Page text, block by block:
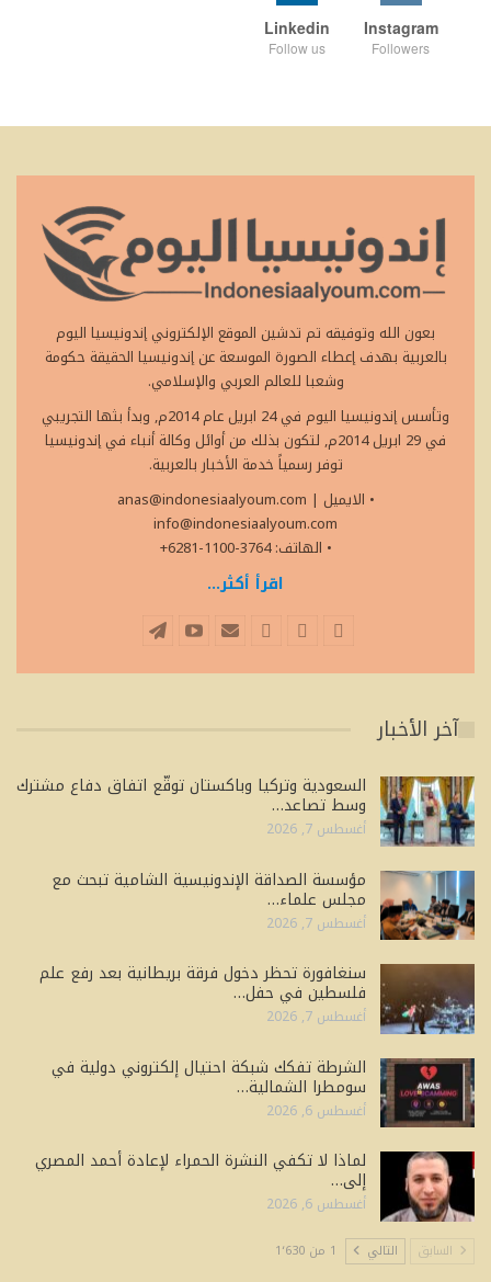
Instagram
Followers
Linkedin
Follow us
بعون الله وتوفيقه تم تدشين الموقع الإلكتروني إندونيسيا اليوم
بالعربية بهدف إعطاء الصورة الموسعة عن إندونيسيا الحقيقة حكومة
وشعبا للعالم العربي والإسلامي.
وتأسس إندونيسيا اليوم في 24 ابريل عام 2014م, وبدأ بثها التجريبي
في 29 ابريل 2014م, لتكون بذلك من أوائل وكالة أنباء في إندونيسيا
توفر رسمياً خدمة الأخبار بالعربية.
• الايميل
anas@indonesiaalyoum.com |
info@indonesiaalyoum.com
• الهاتف: 3764-1100-6281+
اقرأ أكثر...
آخر الأخبار
السعودية وتركيا وباكستان توقّع اتفاق دفاع مشترك
وسط تصاعد…
أغسطس 7, 2026
مؤسسة الصداقة الإندونيسية الشامية تبحث مع
مجلس علماء…
أغسطس 7, 2026
سنغافورة تحظر دخول فرقة بريطانية بعد رفع علم
فلسطين في حفل…
أغسطس 7, 2026
الشرطة تفكك شبكة احتيال إلكتروني دولية في
سومطرا الشمالية…
أغسطس 6, 2026
لماذا لا تكفي النشرة الحمراء لإعادة أحمد المصري
إلى…
أغسطس 6, 2026
السابق التالي 1 من 1٬630